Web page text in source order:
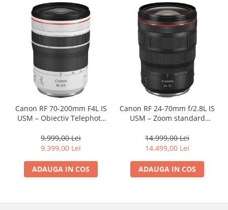
Aparate Foto Compacte (SH)
Obiective foto SECOND HAND
Obiective foto Mirrorless (SH)
Obiective foto DSLR (SH)
Obiective foto SLR (pe film) (SH)
Accesorii pentru obiective ,
SECOND HAND
SECOND HAND
Imprimante SECOND HAND
Video - Convertoare pe filet
Acumulatori si incarcatoare S.H.
Canon RF 70-200mm F4L IS
USM – Obiectiv Telephoto
9.999,00 Lei
9.399,00 Lei
ADAUGA IN COS
Canon RF 24-70mm f/2.8L IS
USM – Zoom standard
14.999,00 Lei
14.499,00 Lei
ADAUGA IN COS